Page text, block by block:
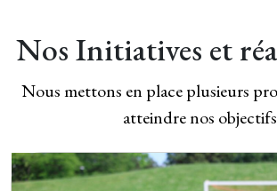
Nos Initiatives et
Nous mettons en place plusieurs
atteindre nos objectifs